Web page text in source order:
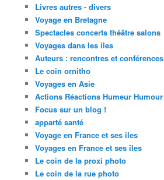
Livres autres - divers
Voyage en Bretagne
Spectacles concerts théâtre salons
Voyages dans les iles
Auteurs : rencontres et conférences
Le coin ornitho
Voyages en Asie
Actions Réactions Humeur Humour
Focus sur un blog !
apparté santé
Voyage en France et ses iles
Voyages en France et ses îles
Le coin de la proxi photo
Le coin de la rue photo